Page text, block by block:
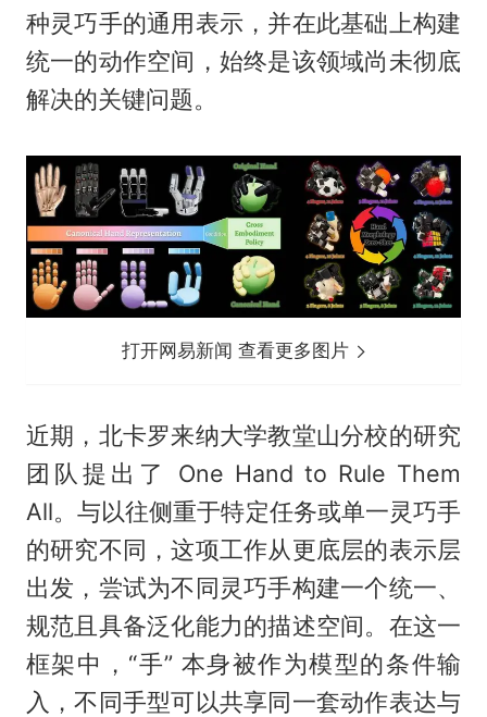
种灵巧手的通用表示，并在此基础上构建
统一的动作空间，始终是该领域尚未彻底
解决的关键问题。
打开网易新闻 查看更多图片
近期，北卡罗来纳大学教堂山分校的研究
团队提出了 One Hand to Rule Them
All。与以往侧重于特定任务或单一灵巧手
的研究不同，这项工作从更底层的表示层
出发，尝试为不同灵巧手构建一个统一、
规范且具备泛化能力的描述空间。在这一
框架中，“手” 本身被作为模型的条件输
入，不同手型可以共享同一套动作表达与